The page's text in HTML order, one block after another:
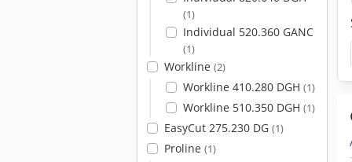
(1)
Individual 520.360 GANC
(1)
Workline (2)
Workline 410.280 DGH (1)
Workline 510.350 DGH (1)
EasyCut 275.230 DG (1)
Proline (1)